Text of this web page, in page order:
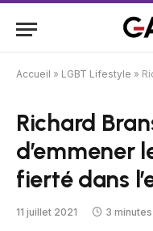
Accueil » LGBT Lifestyle »
Richard
d’emmener
fierté dans
11 juillet 2021 3 minutes